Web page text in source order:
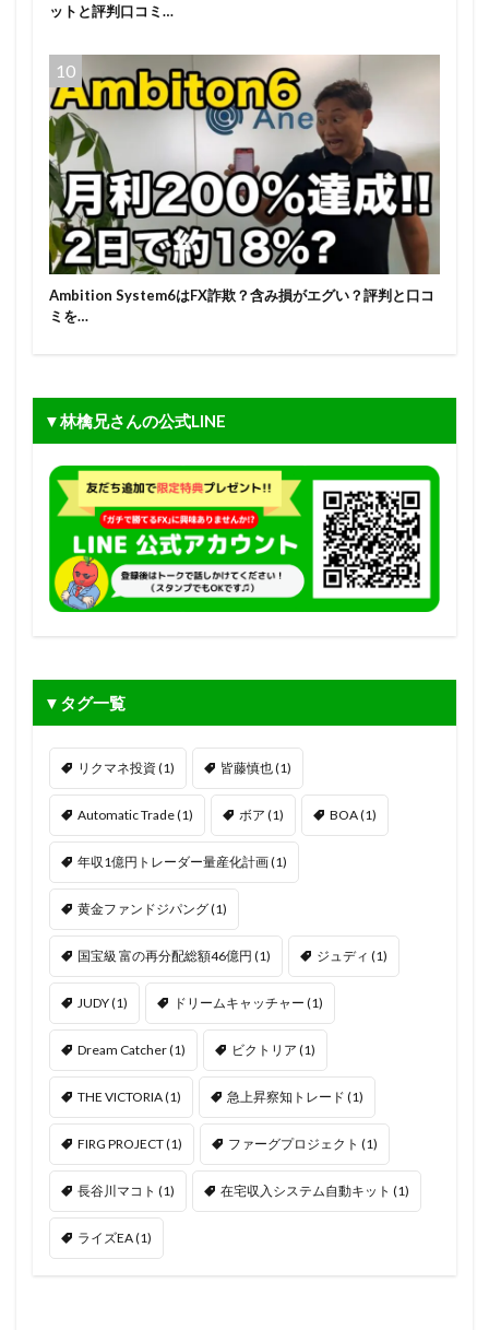
ットと評判口コミ…
Ambition System6はFX詐欺？含み損がエグい？評判と口コ
ミを…
▼林檎兄さんの公式LINE
▼タグ一覧
リクマネ投資(1) 皆藤慎也(1)
Automatic Trade(1) ボア (1) BOA(1)
年収1億円トレーダー量産化計画(1)
黄金ファンドジパング(1)
国宝級 富の再分配総額46億円 (1) ジュディ (1)
JUDY(1) ドリームキャッチャー (1)
Dream Catcher(1) ビクトリア (1)
THE VICTORIA(1) 急上昇察知トレード (1)
FIRG PROJECT(1) ファーグプロジェクト (1)
長谷川マコト (1) 在宅収入システム自動キット (1)
ライズEA(1)